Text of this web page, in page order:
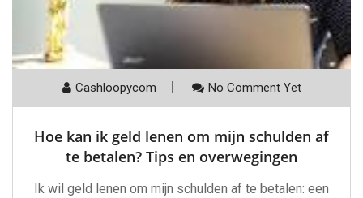
Cashloopycom No Comment Yet
Hoe kan ik geld lenen om mijn schulden af
te betalen? Tips en overwegingen
Ik wil geld lenen om mijn schulden af te betalen: een